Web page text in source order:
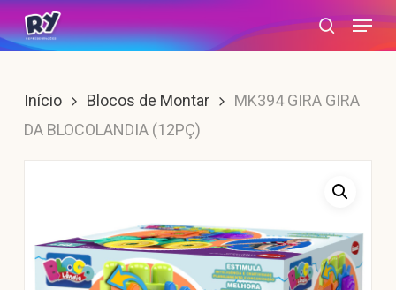
Skip
to
content
search
Menu
Início Blocos de Montar
MK394 GIRA GIRA
DA BLOCOLANDIA (12PÇ)